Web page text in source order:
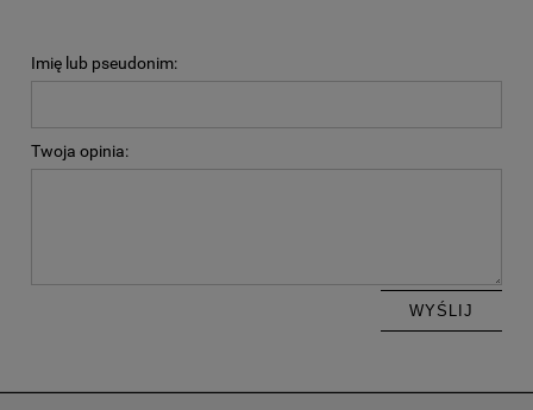
Imię lub pseudonim:
Twoja opinia:
WYŚLIJ